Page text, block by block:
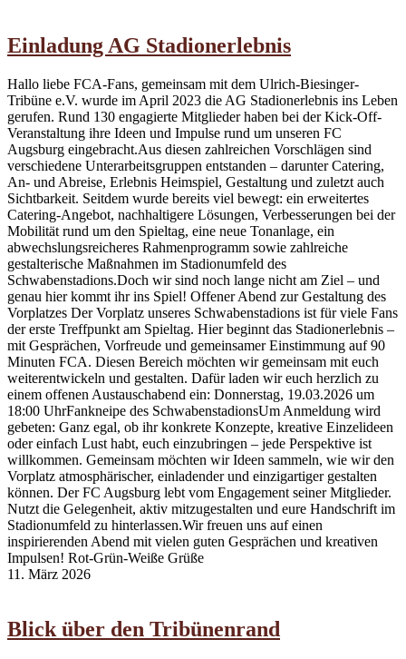
Einladung AG Stadionerlebnis
Hallo liebe FCA-Fans, gemeinsam mit dem Ulrich-Biesinger-
Tribüne e.V. wurde im April 2023 die AG Stadionerlebnis ins Leben
gerufen. Rund 130 engagierte Mitglieder haben bei der Kick-Off-
Veranstaltung ihre Ideen und Impulse rund um unseren FC
Augsburg eingebracht.Aus diesen zahlreichen Vorschlägen sind
verschiedene Unterarbeitsgruppen entstanden – darunter Catering,
An- und Abreise, Erlebnis Heimspiel, Gestaltung und zuletzt auch
Sichtbarkeit. Seitdem wurde bereits viel bewegt: ein erweitertes
Catering-Angebot, nachhaltigere Lösungen, Verbesserungen bei der
Mobilität rund um den Spieltag, eine neue Tonanlage, ein
abwechslungsreicheres Rahmenprogramm sowie zahlreiche
gestalterische Maßnahmen im Stadionumfeld des
Schwabenstadions.Doch wir sind noch lange nicht am Ziel – und
genau hier kommt ihr ins Spiel! Offener Abend zur Gestaltung des
Vorplatzes Der Vorplatz unseres Schwabenstadions ist für viele Fans
der erste Treffpunkt am Spieltag. Hier beginnt das Stadionerlebnis –
mit Gesprächen, Vorfreude und gemeinsamer Einstimmung auf 90
Minuten FCA. Diesen Bereich möchten wir gemeinsam mit euch
weiterentwickeln und gestalten. Dafür laden wir euch herzlich zu
einem offenen Austauschabend ein: Donnerstag, 19.03.2026 um
18:00 UhrFankneipe des SchwabenstadionsUm Anmeldung wird
gebeten: Ganz egal, ob ihr konkrete Konzepte, kreative Einzelideen
oder einfach Lust habt, euch einzubringen – jede Perspektive ist
willkommen. Gemeinsam möchten wir Ideen sammeln, wie wir den
Vorplatz atmosphärischer, einladender und einzigartiger gestalten
können. Der FC Augsburg lebt vom Engagement seiner Mitglieder.
Nutzt die Gelegenheit, aktiv mitzugestalten und eure Handschrift im
Stadionumfeld zu hinterlassen.Wir freuen uns auf einen
inspirierenden Abend mit vielen guten Gesprächen und kreativen
Impulsen! Rot-Grün-Weiße Grüße
11. März 2026
Blick über den Tribünenrand